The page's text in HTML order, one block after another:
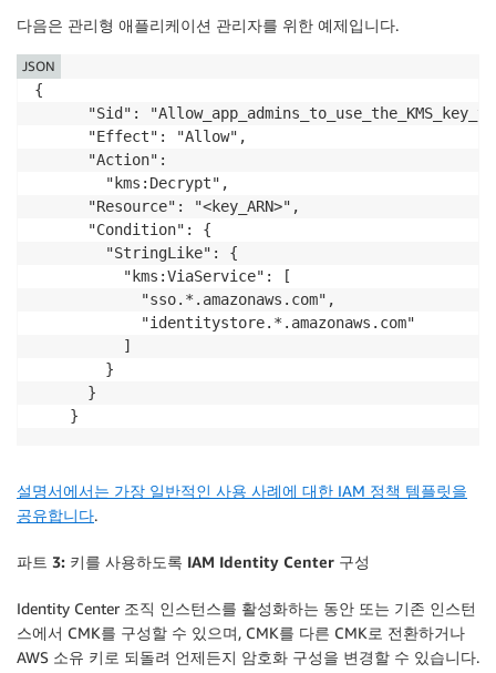
다음은 관리형 애플리케이션 관리자를 위한 예제입니다.
{
"Sid":
      "Effect": "Allow",
      "Action":
        "kms:Decrypt",
      "Resource": "<key_ARN>",
      "Condition": {
        "StringLike": {
          "kms:ViaService": [
            "sso.*.amazonaws.com",
            "identitystore.*.amazonaws.com"
          ]
        }
      }
    }
JSON
설명서에서는 가장 일반적인 사용 사례에 대한 IAM 정책 템플릿을
공유합니다.
파트 3: 키를 사용하도록 IAM Identity Center 구성
Identity Center 조직 인스턴스를 활성화하는 동안 또는 기존 인스턴
스에서 CMK를 구성할 수 있으며, CMK를 다른 CMK로 전환하거나
AWS 소유 키로 되돌려 언제든지 암호화 구성을 변경할 수 있습니다.